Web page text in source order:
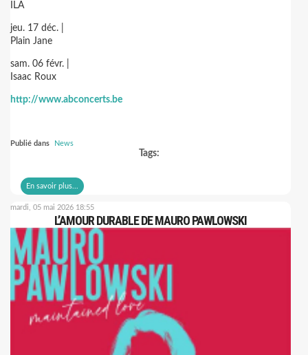
ILA
jeu. 17 déc. |
Plain Jane
sam. 06 févr. |
Isaac Roux
http://www.abconcerts.be
Publié dans News
Tags:
En savoir plus...
mardi, 05 mai 2026 18:55
L’AMOUR DURABLE DE MAURO PAWLOWSKI